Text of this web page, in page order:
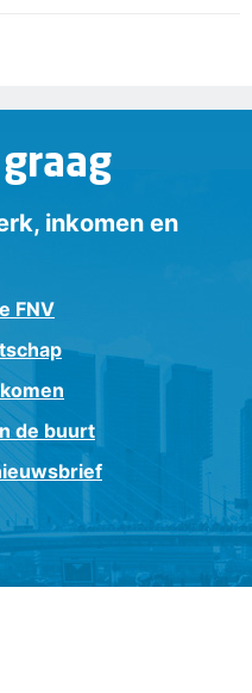
inkomen en
FNV
de buurt